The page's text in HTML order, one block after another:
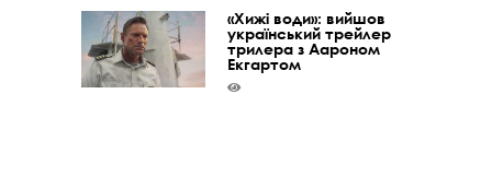
«Хижі води»: вийшов
український трейлер
трилера з Аароном
Екгартом